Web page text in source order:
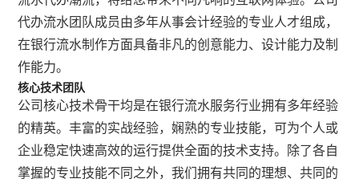
代办流水团队成员由多年从事会计经验的专业人才组成，
在银行流水制作方面具备非凡的创意能力、设计能力及制
作能力。
核心技术团队
公司核心技术骨干均是在银行流水服务行业拥有多年经验
的精英。丰富的实战经验，娴熟的专业技能，可为个人或
企业稳定快速高效的运行提供全面的技术支持。除了各自
掌握的专业技能不同之外，我们拥有共同的理想、共同的